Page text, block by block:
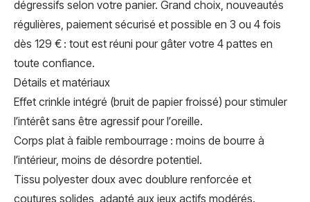
dégressifs selon votre panier. Grand choix, nouveautés
régulières, paiement sécurisé et possible en 3 ou 4 fois
dès 129 € : tout est réuni pour gâter votre 4 pattes en
toute confiance.
Détails et matériaux
Effet crinkle intégré (bruit de papier froissé) pour stimuler
l’intérêt sans être agressif pour l’oreille.
Corps plat à faible rembourrage : moins de bourre à
l’intérieur, moins de désordre potentiel.
Tissu polyester doux avec doublure renforcée et
coutures solides, adapté aux jeux actifs modérés.